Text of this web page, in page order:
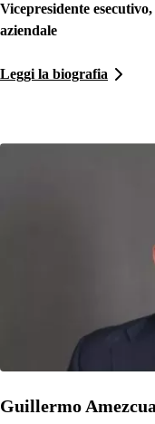
Vicepresidente
aziendale
Leggi la biografia
Guillermo Amezcua